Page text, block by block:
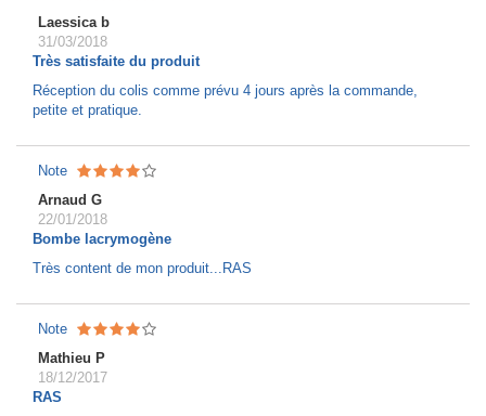
Laessica b
31/03/2018
Très satisfaite du produit
Réception du colis comme prévu 4 jours après la commande,
petite et pratique.
Note
Arnaud G
22/01/2018
Bombe lacrymogène
Très content de mon produit...RAS
Note
Mathieu P
18/12/2017
RAS